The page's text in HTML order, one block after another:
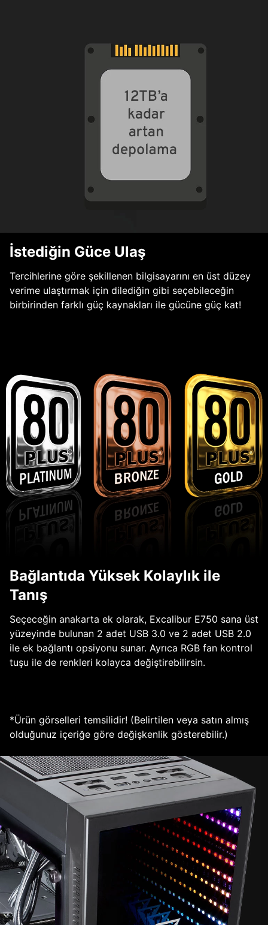
İstediğin Güce Ulaş
Tercihlerine göre şekillenen bilgisayarını en üst düzey
verime ulaştırmak için dilediğin gibi seçebileceğin
birbirinden farklı güç kaynakları ile gücüne güç kat!
Bağlantıda Yüksek Kolaylık ile
Tanış
Seçeceğin anakarta ek olarak, Excalibur E750 sana üst
yüzeyinde bulunan 2 adet USB 3.0 ve 2 adet USB 2.0
ile ek bağlantı opsiyonu sunar. Ayrıca RGB fan kontrol
tuşu ile de renkleri kolayca değiştirebilirsin.
*Ürün görselleri temsilidir! (Belirtilen veya satın almış
olduğunuz içeriğe göre değişkenlik gösterebilir.)